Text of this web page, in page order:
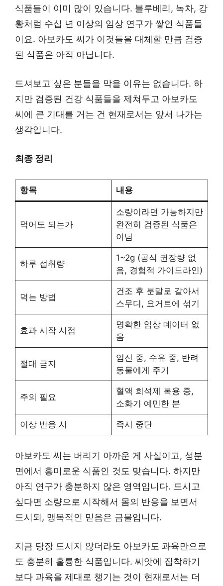
식품들이 이미 많이 있습니다. 블루베리, 녹차, 강
황처럼 수십 년 이상의 임상 연구가 쌓인 식품들
이요. 아보카도 씨가 이것들을 대체할 만큼 검증
된 식품은 아직 아닙니다.
드셔보고 싶은 분들을 막을 이유는 없습니다. 하
지만 검증된 건강 식품들을 제쳐두고 아보카도
씨에 큰 기대를 거는 건 현재로서는 앞서 나가는
생각입니다.
최종 정리
항목 내용
먹어도 되는가
소량이라면 가능하지만
완전히 검증된 식품은
아님
하루 섭취량
1~2g (공식 권장량 없
음, 경험적 가이드라인)
먹는 방법
건조 후 분말로 갈아서
스무디, 요거트에 섞기
효과 시작 시점
명확한 임상 데이터 없
음
절대 금지
임신 중, 수유 중, 반려
동물에게 주기
주의 필요
혈액 희석제 복용 중,
소화기 예민한 분
이상 반응 시 즉시 중단
아보카도 씨는 버리기 아까운 게 사실이고, 성분
면에서 흥미로운 식품인 것도 맞습니다. 하지만
아직 연구가 충분하지 않은 영역입니다. 드시고
싶다면 소량으로 시작해서 몸의 반응을 보면서
드시되, 맹목적인 믿음은 금물입니다.
지금 당장 드시지 않더라도 아보카도 과육만으로
도 충분히 훌륭한 식품입니다. 씨앗에 집착하기
보다 과육을 제대로 챙기는 것이 현재로서는 더